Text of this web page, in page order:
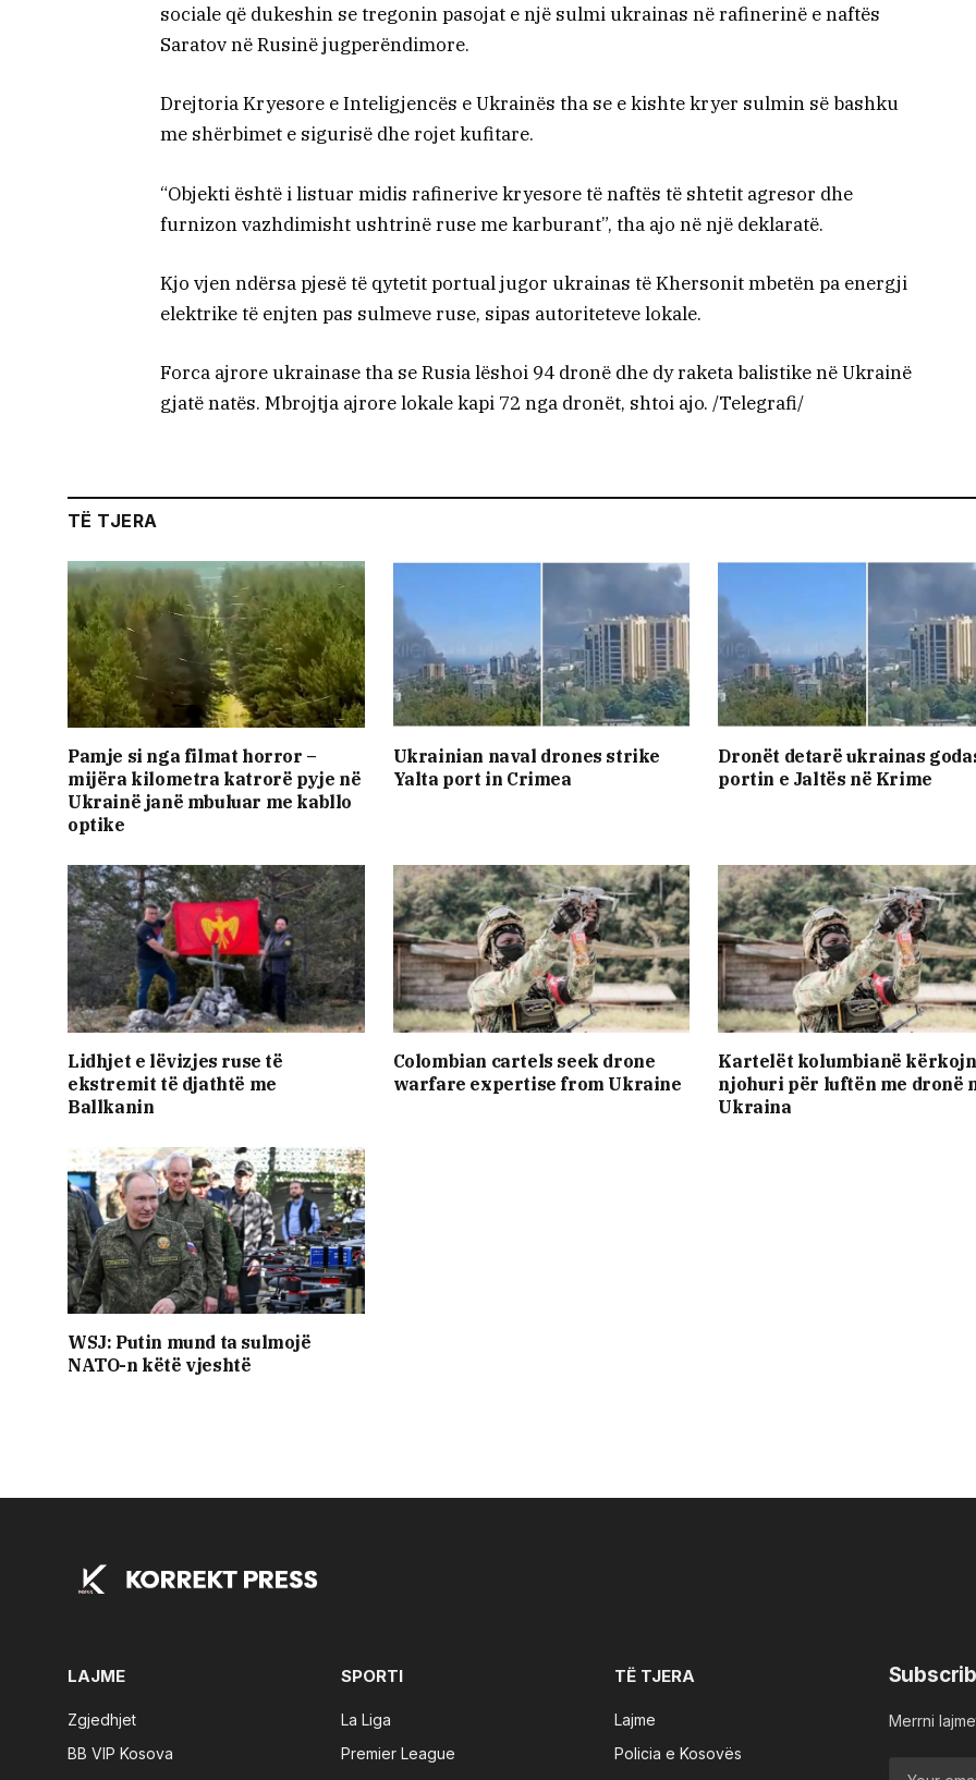
sociale që dukeshin se tregonin pasojat e një sulmi ukrainas në rafinerinë e naftës
Saratov në Rusinë jugperëndimore.
Drejtoria Kryesore e Inteligjencës e Ukrainës tha se e kishte kryer sulmin së bashku
me shërbimet e sigurisë dhe rojet kufitare.
“Objekti është i listuar midis rafinerive kryesore të naftës të shtetit agresor dhe
furnizon vazhdimisht ushtrinë ruse me karburant”, tha ajo në një deklaratë.
Kjo vjen ndërsa pjesë të qytetit portual jugor ukrainas të Khersonit mbetën pa energji
elektrike të enjten pas sulmeve ruse, sipas autoriteteve lokale.
Forca ajrore ukrainase tha se Rusia lëshoi 94 dronë dhe dy raketa balistike në Ukrainë
gjatë natës. Mbrojtja ajrore lokale kapi 72 nga dronët, shtoi ajo. /Telegrafi/
TË TJERA
Pamje si nga filmat horror –
mijëra kilometra katrorë pyje në
Ukrainë janë mbuluar me kabllo
optike
Ukrainian naval drones strike
Yalta port in Crimea
Dronët detarë ukrainas
portin e Jaltës në Krime
Lidhjet e lëvizjes ruse të
ekstremit të djathtë me
Ballkanin
Colombian cartels seek drone
warfare expertise from Ukraine
Kartelët kolumbianë
njohuri për luftën me dronë
Ukraina
WSJ: Putin mund ta sulmojë
NATO-n këtë vjeshtë
LAJME
Zgjedhjet
BB VIP Kosova
SPORTI
La Liga
Premier League
TË TJERA
Lajme
Policia e Kosovës
Merrni